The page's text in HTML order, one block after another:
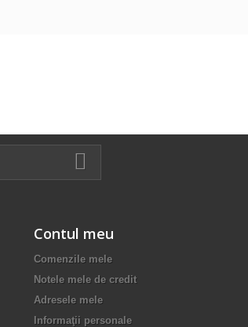
Contul meu
Comenzile mele
Notele mele de credit
Adresele mele
Informaţii personale